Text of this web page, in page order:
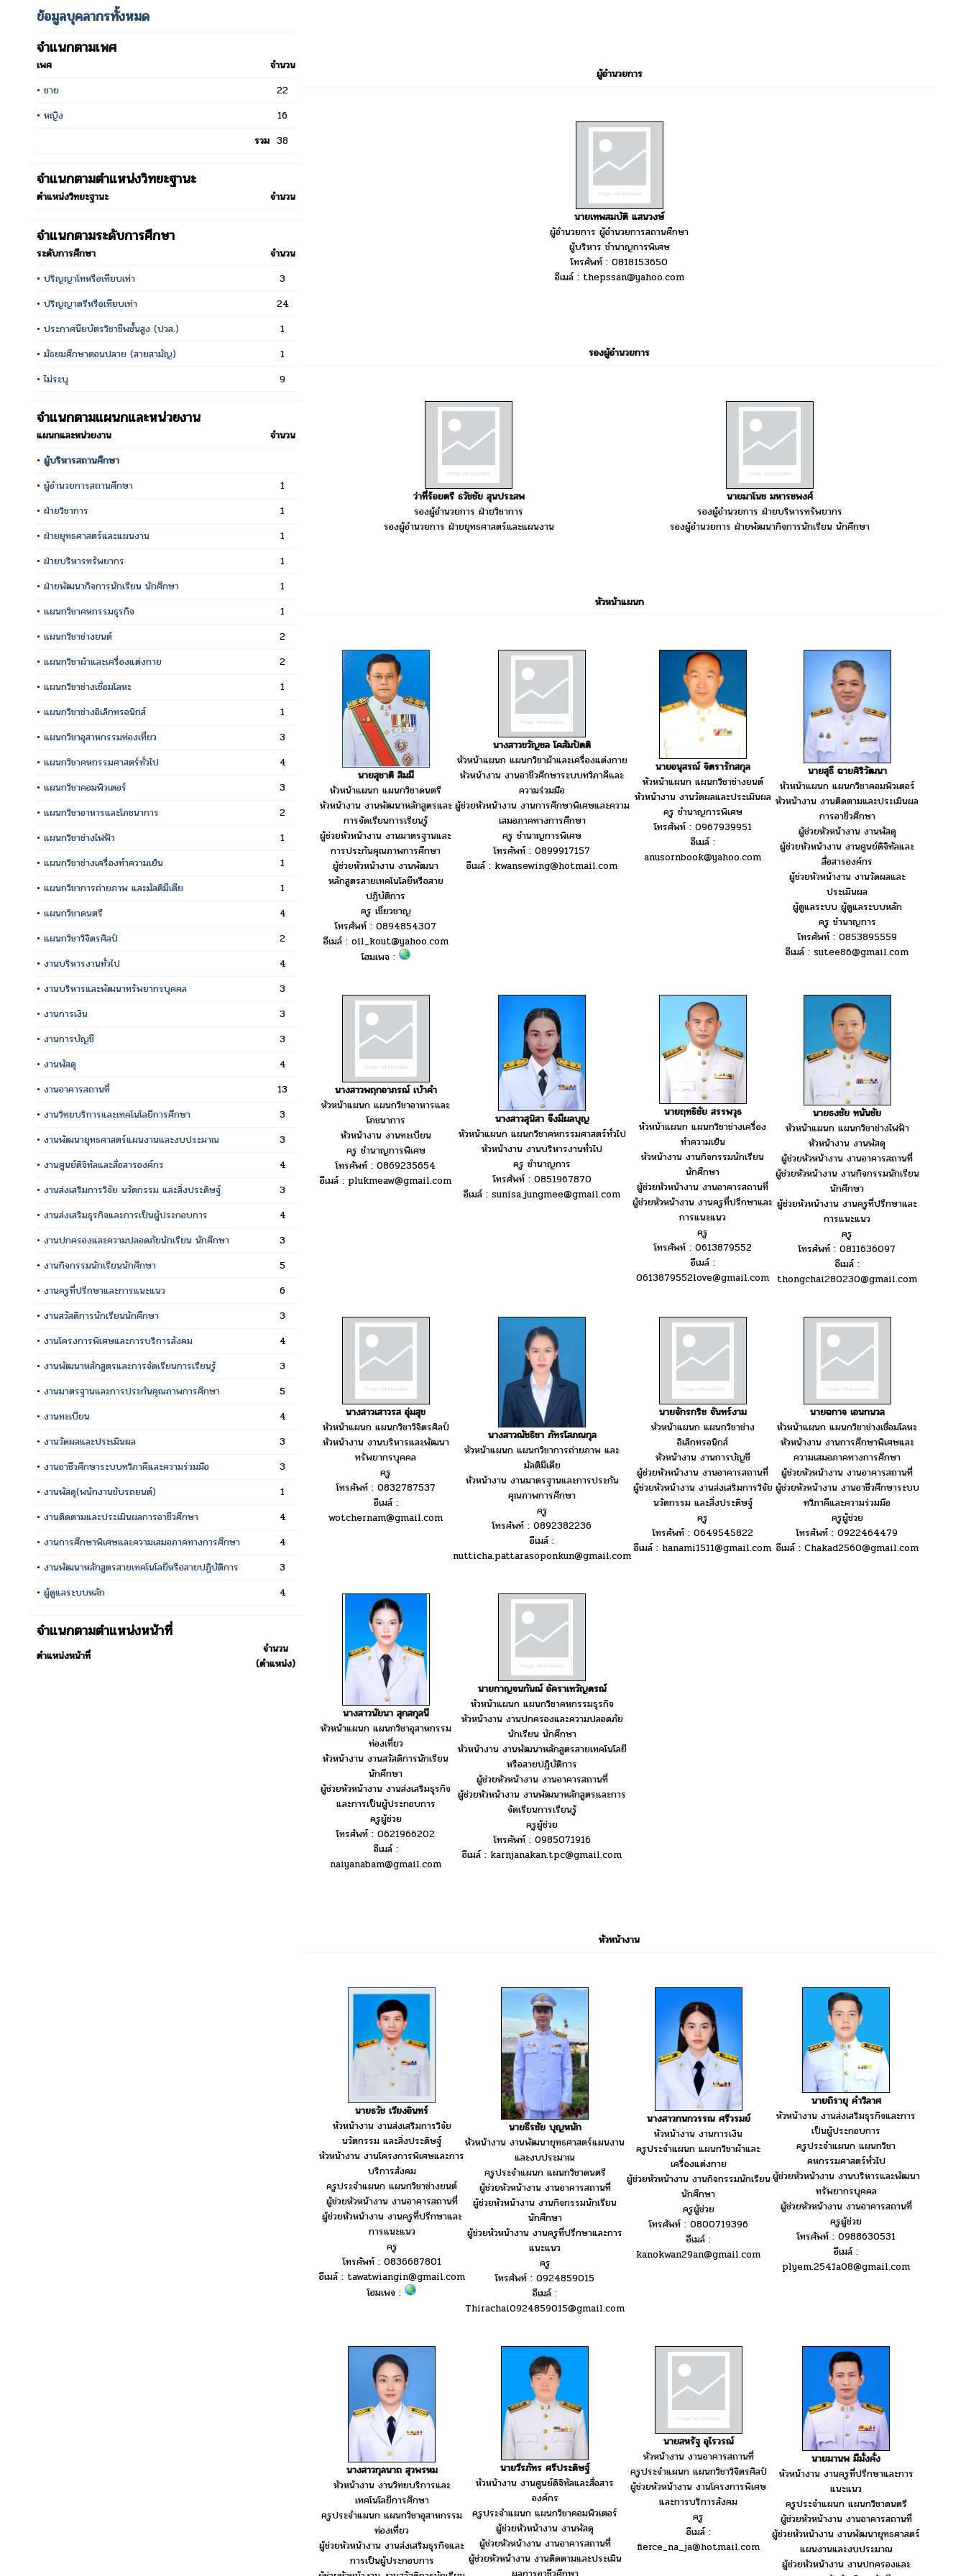
ข้อมูลบุคลากรทั้งหมด
จำแนกตามเพศ
เพศ
จำนวน
• ชาย
22
• หญิง
16
รวม 38
จำแนกตามตำแหน่งวิทยะฐานะ
ตำแหน่งวิทยะฐานะ จำนวน
จำแนกตามระดับการศึกษา
ระดับการศึกษา
จำนวน
• ปริญญาโทหรือเทียบเท่า
3
• ปริญญาตรีหรือเทียบเท่า
24
• ประกาศนียบัตรวิชาชีพชั้นสูง (ปวส.)
1
• มัธยมศึกษาตอนปลาย (สายสามัญ)
1
•ไม่ระบุ 9
จำแนกตามแผนกและหน่วยงาน
แผนกและหน่วยงาน
จำนวน
• ผู้บริหารสถานศึกษา
• ผู้อำนวยการสถานศึกษา
1
• ฝ่ายวิชาการ
1
• ฝ่ายยุทธศาสตร์และแผนงาน
1
• ฝ่ายบริหารทรัพยากร
1
• ฝ่ายพัฒนากิจการนักเรียน นักศึกษา
1
• แผนกวิชาคหกรรมธุรกิจ
1
• แผนกวิชาช่างยนต์
2
• แผนกวิชาผ้าและเครื่องแต่งกาย
2
• แผนกวิชาช่างเชื่อมโลหะ
1
• แผนกวิชาช่างอิเล็กทรอนิกส์
1
• แผนกวิชาอุสาหกรรมท่องเที่ยว
3
• แผนกวิชาคหกรรมศาสตร์ทั่วไป
4
• แผนกวิชาคอมพิวเตอร์
3
• แผนกวิชาอาหารและโภชนาการ
2
• แผนกวิชาช่างไฟฟ้า
1
• แผนกวิชาช่างเครื่องทำความเย็น
1
• แผนกวิชาการถ่ายภาพ และมัลติมีเดีย
1
• แผนกวิชาดนตรี
4
• แผนกวิชาวิจิตรศิลป์
2
• งานบริหารงานทั่วไป
4
• งานบริหารและพัฒนาทรัพยากรบุคคล
3
• งานการเงิน
3
• งานการบัญชี
3
• งานพัสดุ
4
• งานอาคารสถานที่
13
• งานวิทยบริการและเทคโนโลยีการศึกษา
3
• งานพัฒนายุทธศาสตร์แผนงานและงบประมาณ
3
• งานศูนย์ดิจิทัลและสื่อสารองค์กร
4
• งานส่งเสริมการวิจัย นวัตกรรม และสิ่งประดิษฐ์
3
• งานส่งเสริมธุรกิจและการเป็นผู้ประกอบการ
4
• งานปกครองและความปลอดภัยนักเรียน นักศึกษา
3
• งานกิจกรรมนักเรียนนักศึกษา
5
• งานครูที่ปรึกษาและการแนะแนว
6
• งานสวัสดิการนักเรียนนักศึกษา
3
• งานโครงการพิเศษและการบริการสังคม
4
• งานพัฒนาหลักสูตรและการจัดเรียนการเรียนรู้
3
• งานมาตรฐานและการประกันคุณภาพการศึกษา
5
• งานทะเบียน
4
• งานวัดผลและประเมินผล
3
• งานอาชีวศึกษาระบบทวิภาคีและความร่วมมือ
3
• งานพัสดุ(พนักงานขับรถยนต์)
1
• งานติดตามและประเมินผลการอาชีวศึกษา
4
• งานการศึกษาพิเศษและความเสมอภาคทางการศึกษา
4
• งานพัฒนาหลักสูตรสายเทคโนโลยีหรือสายปฏิบัติการ
3
• ผู้ดูแลระบบหลัก 4
จำแนกตามตำแหน่งหน้าที่
ตำแหน่งหน้าที่
จำนวน
(ตำแหน่ง)
ผู้อำนวยการ
นายเทพสมบัติ แสนวงษ์
ผู้อำนวยการ ผู้อำนวยการสถานศึกษา
ผู้บริหาร ชำนาญการพิเศษ
โทรศัพท์ : 0818153650
อีเมล์ : thepssan@yahoo.com
รองผู้อำนวยการ
ว่าที่ร้อยตรี ธวัชชัย สุนประสพ
รองผู้อำนวยการ ฝ่ายวิชาการ
รองผู้อำนวยการ ฝ่ายยุทธศาสตร์และแผนงาน
นายมาโนช มหารชพงศ์
รองผู้อำนวยการ ฝ่ายบริหารทรัพยากร
รองผู้อำนวยการ ฝ่ายพัฒนากิจการนักเรียน นักศึกษา
หัวหน้าแผนก
นายสุชาติ สิมมี
หัวหน้าแผนก แผนกวิชาดนตรี
หัวหน้างาน งานพัฒนาหลักสูตรและ
การจัดเรียนการเรียนรู้
ผู้ช่วยหัวหน้างาน งานมาตรฐานและ
การประกันคุณภาพการศึกษา
ผู้ช่วยหัวหน้างาน งานพัฒนา
หลักสูตรสายเทคโนโลยีหรือสาย
ปฏิบัติการ
ครู เชี่ยวชาญ
โทรศัพท์ : 0894854307
อีเมล์ : oil_kout@yahoo.com
โฮมเพจ :
นางสาวขวัญชล โคสัมปัตติ
หัวหน้าแผนก แผนกวิชาผ้าและเครื่องแต่งกาย
หัวหน้างาน งานอาชีวศึกษาระบบทวิภาคีและ
ความร่วมมือ
ผู้ช่วยหัวหน้างาน งานการศึกษาพิเศษและความ
เสมอภาคทางการศึกษา
ครู ชำนาญการพิเศษ
โทรศัพท์ : 0899917157
อีเมล์ : kwansewing@hotmail.com
นายอนุสรณ์ จิตรารักสกุล
หัวหน้าแผนก แผนกวิชาช่างยนต์
หัวหน้างาน งานวัดผลและประเมินผล
ครู ชำนาญการพิเศษ
โทรศัพท์ : 0967939951
อีเมล์ :
anusornbook@yahoo.com
นายสุธี ฉายศิริวัฒนา
หัวหน้าแผนก แผนกวิชาคอมพิวเตอร์
หัวหน้างาน งานติดตามและประเมินผล
การอาชีวศึกษา
ผู้ช่วยหัวหน้างาน งานพัสดุ
ผู้ช่วยหัวหน้างาน งานศูนย์ดิจิทัลและ
สื่อสารองค์กร
ผู้ช่วยหัวหน้างาน งานวัดผลและ
ประเมินผล
ผู้ดูแลระบบ ผู้ดูแลระบบหลัก
ครู ชำนาญการ
โทรศัพท์ : 0853895559
อีเมล์ : sutee86@gmail.com
นางสาวพฤกอาภรณ์ เบ้าคำ
หัวหน้าแผนก แผนกวิชาอาหารและ
โภชนาการ
หัวหน้างาน งานทะเบียน
ครู ชำนาญการพิเศษ
โทรศัพท์ : 0869235654
อีเมล์ : plukmeaw@gmail.com
นางสาวสุนิสา จึงมีผลบุญ
หัวหน้าแผนก แผนกวิชาคหกรรมศาสตร์ทั่วไป
หัวหน้างาน งานบริหารงานทั่วไป
ครู ชำนาญการ
โทรศัพท์ : 0851967870
อีเมล์ : sunisa.jungmee@gmail.com
นายฤทธิชัย สรรพวุธ
หัวหน้าแผนก แผนกวิชาช่างเครื่อง
ทำความเย็น
หัวหน้างาน งานกิจกรรมนักเรียน
นักศึกษา
ผู้ช่วยหัวหน้างาน งานอาคารสถานที่
ผู้ช่วยหัวหน้างาน งานครูที่ปรึกษาและ
การแนะแนว
ครู
โทรศัพท์ : 0613879552
อีเมล์ :
0613879552love@gmail.com
นายธงชัย ทนันชัย
หัวหน้าแผนก แผนกวิชาช่างไฟฟ้า
หัวหน้างาน งานพัสดุ
ผู้ช่วยหัวหน้างาน งานอาคารสถานที่
ผู้ช่วยหัวหน้างาน งานกิจกรรมนักเรียน
นักศึกษา
ผู้ช่วยหัวหน้างาน งานครูที่ปรึกษาและ
การแนะแนว
ครู
โทรศัพท์ : 0811636097
อีเมล์ :
thongchai280230@gmail.com
นางสาวเสาวรส อุ่มสุข
หัวหน้าแผนก แผนกวิชาวิจิตรศิลป์
หัวหน้างาน งานบริหารและพัฒนา
ทรัพยากรบุคคล
ครู
โทรศัพท์ : 0832787537
อีเมล์ :
wotchernam@gmail.com
นางสาวณัชธิชา ภัทรโสภณกุล
หัวหน้าแผนก แผนกวิชาการถ่ายภาพ และ
มัลติมีเดีย
หัวหน้างาน งานมาตรฐานและการประกัน
คุณภาพการศึกษา
ครู
โทรศัพท์ : 0892382236
อีเมล์ :
nutticha.pattarasoponkun@gmail.com
นายจักรกริช จันทร์งาม
หัวหน้าแผนก แผนกวิชาช่าง
อิเล็กทรอนิกส์
หัวหน้างาน งานการบัญชี
ผู้ช่วยหัวหน้างาน งานอาคารสถานที่
ผู้ช่วยหัวหน้างาน งานส่งเสริมการวิจัย
นวัตกรรม และสิ่งประดิษฐ์
ครู
โทรศัพท์ : 0649545822
อีเมล์ : hanami1511@gmail.com
นายฉกาจ เอนกนวล
หัวหน้าแผนก แผนกวิชาช่างเชื่อมโลหะ
หัวหน้างาน งานการศึกษาพิเศษและ
ความเสมอภาคทางการศึกษา
ผู้ช่วยหัวหน้างาน งานอาคารสถานที่
ผู้ช่วยหัวหน้างาน งานอาชีวศึกษาระบบ
ทวิภาคีและความร่วมมือ
ครูผู้ช่วย
โทรศัพท์ : 0922464479
อีเมล์ : Chakad2560@gmail.com
นางสาวนัยนา สุกสกุลนี
หัวหน้าแผนก แผนกวิชาอุสาหกรรม
ท่องเที่ยว
หัวหน้างาน งานสวัสดิการนักเรียน
นักศึกษา
ผู้ช่วยหัวหน้างาน งานส่งเสริมธุรกิจ
และการเป็นผู้ประกอบการ
ครูผู้ช่วย
โทรศัพท์ : 0621966202
อีเมล์ :
naiyanabam@gmail.com
นายกาญจนกันณ์ อัคราเทวัญดรณ์
หัวหน้าแผนก แผนกวิชาคหกรรมธุรกิจ
หัวหน้างาน งานปกครองและความปลอดภัย
นักเรียน นักศึกษา
หัวหน้างาน งานพัฒนาหลักสูตรสายเทคโนโลยี
หรือสายปฏิบัติการ
ผู้ช่วยหัวหน้างาน งานอาคารสถานที่
ผู้ช่วยหัวหน้างาน งานพัฒนาหลักสูตรและการ
จัดเรียนการเรียนรู้
ครูผู้ช่วย
โทรศัพท์ : 0985071916
อีเมล์ : karnjanakan.tpc@gmail.com
หัวหน้างาน
นายธวัช เวียงอินทร์
หัวหน้างาน งานส่งเสริมการวิจัย
นวัตกรรม และสิ่งประดิษฐ์
หัวหน้างาน งานโครงการพิเศษและการ
บริการสังคม
ครูประจำแผนก แผนกวิชาช่างยนต์
ผู้ช่วยหัวหน้างาน งานอาคารสถานที่
ผู้ช่วยหัวหน้างาน งานครูที่ปรึกษาและ
การแนะแนว
ครู
โทรศัพท์ : 0836687801
อีเมล์ : tawatwiangin@gmail.com
โฮมเพจ :
นายธีรชัย บุญหนัก
หัวหน้างาน งานพัฒนายุทธศาสตร์แผนงาน
และงบประมาณ
ครูประจำแผนก แผนกวิชาดนตรี
ผู้ช่วยหัวหน้างาน งานอาคารสถานที่
ผู้ช่วยหัวหน้างาน งานกิจกรรมนักเรียน
นักศึกษา
ผู้ช่วยหัวหน้างาน งานครูที่ปรึกษาและการ
แนะแนว
ครู
โทรศัพท์ : 0924859015
อีเมล์ :
Thirachai0924859015@gmail.com
นางสาวกนกวรรณ ศรีวรมย์
หัวหน้างาน งานการเงิน
ครูประจำแผนก แผนกวิชาผ้าและ
เครื่องแต่งกาย
ผู้ช่วยหัวหน้างาน งานกิจกรรมนักเรียน
นักศึกษา
ครูผู้ช่วย
โทรศัพท์ : 0800719396
อีเมล์ :
kanokwan29an@gmail.com
นายถิรายุ คำวิลาศ
หัวหน้างาน งานส่งเสริมธุรกิจและการ
เป็นผู้ประกอบการ
ครูประจำแผนก แผนกวิชา
คหกรรมศาสตร์ทั่วไป
ผู้ช่วยหัวหน้างาน งานบริหารและพัฒนา
ทรัพยากรบุคคล
ผู้ช่วยหัวหน้างาน งานอาคารสถานที่
ครูผู้ช่วย
โทรศัพท์ : 0988630531
อีเมล์ :
plyem.2541a08@gmail.com
นางสาวกุลนาถ สุวพรหม
หัวหน้างาน งานวิทยบริการและ
เทคโนโลยีการศึกษา
ครูประจำแผนก แผนกวิชาอุสาหกรรม
ท่องเที่ยว
ผู้ช่วยหัวหน้างาน งานส่งเสริมธุรกิจและ
การเป็นผู้ประกอบการ
นายวีรภัทร ศรีประดิษฐ์
หัวหน้างาน งานศูนย์ดิจิทัลและสื่อสาร
องค์กร
ครูประจำแผนก แผนกวิชาคอมพิวเตอร์
ผู้ช่วยหัวหน้างาน งานพัสดุ
ผู้ช่วยหัวหน้างาน งานอาคารสถานที่
ผู้ช่วยหัวหน้างาน งานติดตามและประเมิน
นายสหรัฐ อุไรวรณ์
หัวหน้างาน งานอาคารสถานที่
ครูประจำแผนก แผนกวิชาวิจิตรศิลป์
ผู้ช่วยหัวหน้างาน งานโครงการพิเศษ
และการบริการสังคม
ครู
อีเมล์ :
fierce_na_ja@hotmail.com
นายมานพ มีมั่งคั่ง
หัวหน้างาน งานครูที่ปรึกษาและการ
แนะแนว
ครูประจำแผนก แผนกวิชาดนตรี
ผู้ช่วยหัวหน้างาน งานอาคารสถานที่
ผู้ช่วยหัวหน้างาน งานพัฒนายุทธศาสตร์
แผนงานและงบประมาณ
ผู้ช่วยหัวหน้างาน งานปกครองและ